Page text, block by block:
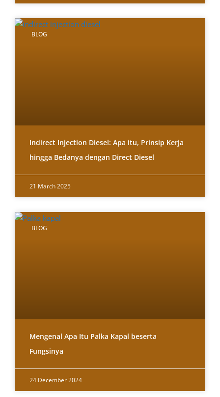
BLOG
Indirect Injection Diesel: Apa itu, Prinsip Kerja
hingga Bedanya dengan Direct Diesel
21 March 2025
BLOG
Mengenal Apa Itu Palka Kapal beserta
Fungsinya
24 December 2024